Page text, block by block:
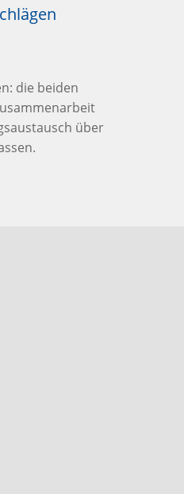
die beiden
über